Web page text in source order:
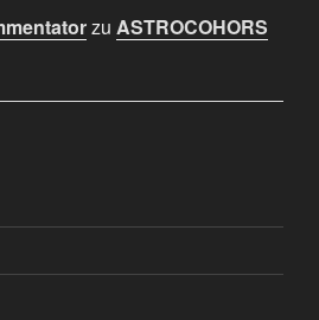
zu ASTROCOHORS